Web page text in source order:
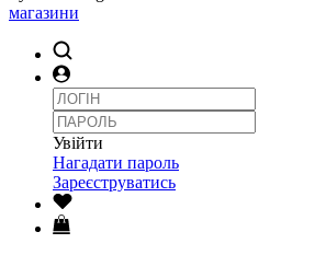
магазини
Увійти
Нагадати пароль
Зареєструватись